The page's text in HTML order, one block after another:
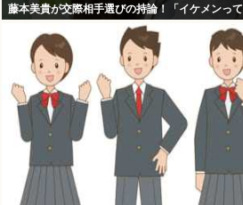
藤本美貴が交際相手選びの持論！「イケメンって